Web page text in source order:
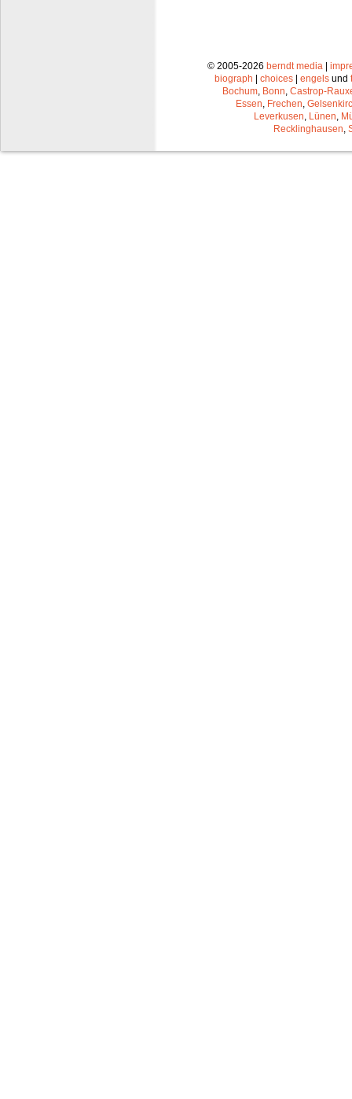
© 2005-2026 berndt media |
biograph | choices | engels und
Bochum Bonn Castrop-
Essen Frechen
Leverkusen Lünen
Recklinghausen